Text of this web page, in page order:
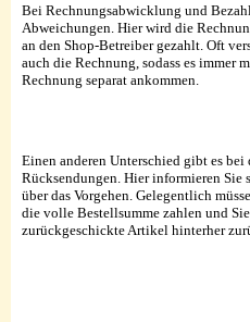
Bei Rechnungsabwicklung und
Abweichungen. Hier wird die
an den Shop-Betreiber gezahlt. Oft
auch die Rechnung, sodass es immer
Rechnung separat ankommen.
Einen anderen Unterschied gibt es
Rücksendungen. Hier informieren Sie
über das Vorgehen. Gelegentlich
die volle Bestellsumme zahlen und
zurückgeschickte Artikel hinterher